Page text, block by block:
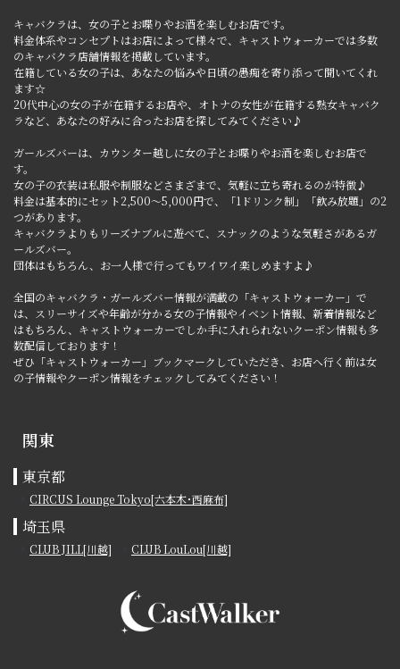
キャバクラは、女の子とお喋りやお酒を楽しむお店です。
料金体系やコンセプトはお店によって様々で、キャストウォーカーでは多数
のキャバクラ店舗情報を掲載しています。
在籍している女の子は、あなたの悩みや日頃の愚痴を寄り添って聞いてくれ
ます☆
20代中心の女の子が在籍するお店や、オトナの女性が在籍する熟女キャバク
ラなど、あなたの好みに合ったお店を探してみてください♪
ガールズバーは、カウンター越しに女の子とお喋りやお酒を楽しむお店で
す。
女の子の衣装は私服や制服などさまざまで、気軽に立ち寄れるのが特徴♪
料金は基本的にセット2,500～5,000円で、「1ドリンク制」「飲み放題」の2
つがあります。
キャバクラよりもリーズナブルに遊べて、スナックのような気軽さがあるガ
ールズバー。
団体はもちろん、お一人様で行ってもワイワイ楽しめますよ♪
全国のキャバクラ・ガールズバー情報が満載の「キャストウォーカー」で
は、スリーサイズや年齢が分かる女の子情報やイベント情報、新着情報など
はもちろん、キャストウォーカーでしか手に入れられないクーポン情報も多
数配信しております！
ぜひ「キャストウォーカー」ブックマークしていただき、お店へ行く前は女
の子情報やクーポン情報をチェックしてみてください！
関東
東京都
CIRCUS Lounge Tokyo[六本木･西麻布]
埼玉県
CLUB JILL[川越] CLUB LouLou[川越]